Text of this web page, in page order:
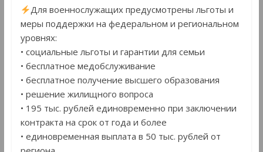
Для военнослужащих предусмотрены льготы и
меры поддержки на федеральном и региональном
уровнях:
• социальные льготы и гарантии для семьи
• бесплатное медобслуживание
• бесплатное получение высшего образования
• решение жилищного вопроса
• 195 тыс. рублей единовременно при заключении
контракта на срок от года и более
• единовременная выплата в 50 тыс. рублей от